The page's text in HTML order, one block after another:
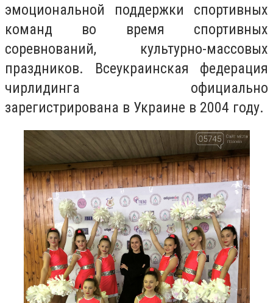
эмоциональной поддержки спортивных
команд во время спортивных
соревнований, культурно-массовых
праздников. Всеукраинская федерация
чирлидинга официально
зарегистрирована в Украине в 2004 году.